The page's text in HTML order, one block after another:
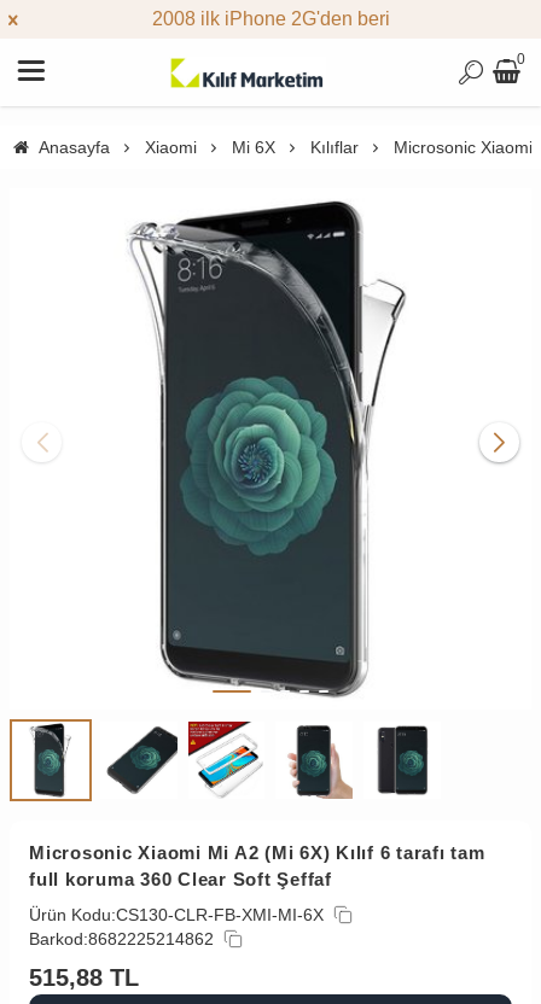
2008 ilk iPhone 2G'den beri
0
Anasayfa Xiaomi Mi 6X Kılıflar Microsonic Xiaomi
Microsonic Xiaomi Mi A2 (Mi 6X) Kılıf 6 tarafı tam
full koruma 360 Clear Soft Şeffaf
Ürün Kodu:CS130-CLR-FB-XMI-MI-6X
Barkod:8682225214862
515,88 TL